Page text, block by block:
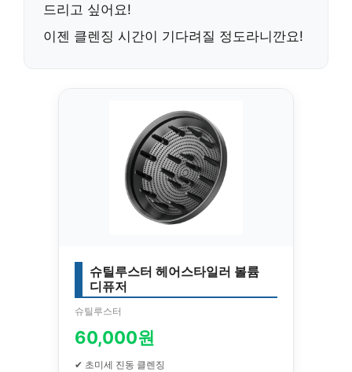
드리고 싶어요!
이젠 클렌징 시간이 기다려질 정도라니깐요!
슈틸루스터 헤어스타일러 볼륨
디퓨저
슈틸루스터
60,000원
✔ 초미세 진동 클렌징